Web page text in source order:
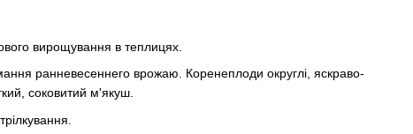
вирощування в теплицях.
ранневесеннего врожаю. Коренеплоди округлі, яскраво-
соковитий м'якуш.